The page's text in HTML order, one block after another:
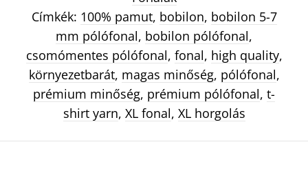
Címkék: 100% pamut, bobilon, bobilon 5-7
mm pólófonal, bobilon pólófonal,
csomómentes pólófonal, fonal, high quality,
környezetbarát, magas minőség, pólófonal,
prémium minőség, prémium pólófonal, t-
shirt yarn, XL fonal, XL horgolás